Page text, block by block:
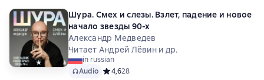
Шура. Смех и слезы. Взлет, падение и новое
начало звезды 90-х
Александр Медведев
Читает Андрей Лёвин и др.
in russian
Audio Средний рейтинг 4,6 на основе 28 оценок
4,628